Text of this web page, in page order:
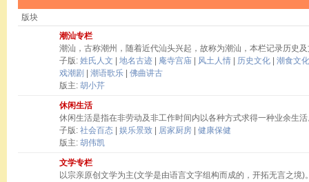
版块
潮汕专栏
潮汕，古称潮州，随着近代汕头兴起，故称为潮汕，本栏记录历史
子版: 姓氏人文 地名古迹 庵寺宫庙 风土人情 历史文化
潮食文化
戏潮剧
潮语歌乐
佛曲讲古
版主: 胡小芹
休闲生活
休闲生活是指在非劳动及非工作时间内以各种方式求得一种业余生
子版: 社会百态 娱乐景致 居家厨房
健康保健
版主: 胡伟凯
文学专栏
以宗亲原创文学为主(文学是由语言文字组构而成的，开拓无言之境)